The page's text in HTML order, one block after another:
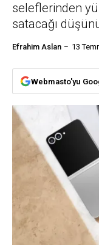
seleflerinden
satacağı
Efrahim Aslan 13
Webmasto'yu